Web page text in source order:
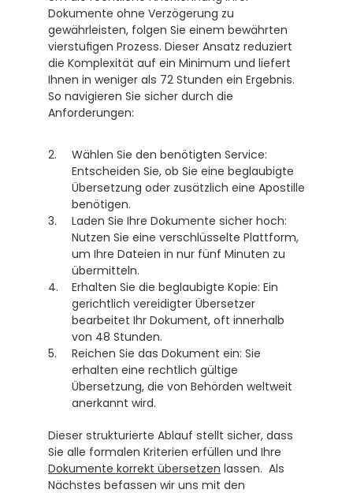
Dokumente ohne Verzögerung zu
gewährleisten, folgen Sie einem bewährten
vierstufigen Prozess. Dieser Ansatz reduziert
die Komplexität auf ein Minimum und liefert
Ihnen in weniger als 72 Stunden ein Ergebnis.
So navigieren Sie sicher durch die
Anforderungen:
Wählen Sie den benötigten Service:
Entscheiden Sie, ob Sie eine beglaubigte
Übersetzung oder zusätzlich eine Apostille
benötigen.
Laden Sie Ihre Dokumente sicher hoch:
Nutzen Sie eine verschlüsselte Plattform,
um Ihre Dateien in nur fünf Minuten zu
übermitteln.
Erhalten Sie die beglaubigte Kopie: Ein
gerichtlich vereidigter Übersetzer
bearbeitet Ihr Dokument, oft innerhalb
von 48 Stunden.
Reichen Sie das Dokument ein: Sie
erhalten eine rechtlich gültige
Übersetzung, die von Behörden weltweit
anerkannt wird.
Dieser strukturierte Ablauf stellt sicher, dass
Dokumente korrekt übersetzen lassen.  Als
Nächstes befassen wir uns mit den